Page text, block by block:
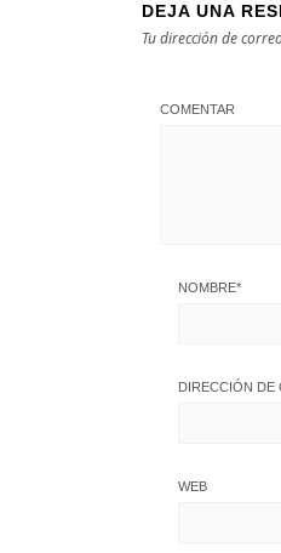
DEJA UNA
Tu dirección de
COMENTAR
NOMBRE*
DIRECCIÓN DE
WEB